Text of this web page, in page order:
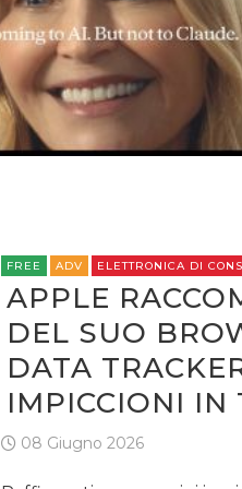
CASE HISTORY
OPINIONI
FREE ADV ELETTRONICA DI
APPLE
DEL SUO
DATA
IMPICCIONI IN
08 Giugno 2026